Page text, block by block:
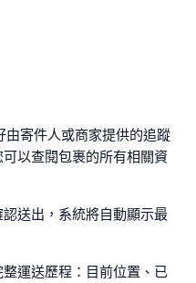
寄件人或商家提供的追蹤
以查閱包裹的所有相關資
送出，系統將自動顯示最
運送歷程：目前位置、已